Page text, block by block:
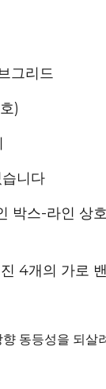
그리드
)
니다
스-라인 상
4개의 가로
동등성을 되